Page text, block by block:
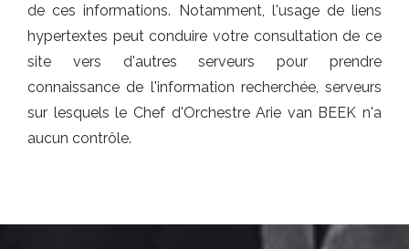
de ces informations. Notamment, l'usage de liens
hypertextes peut conduire votre consultation de ce
site vers d'autres serveurs pour prendre
connaissance de l'information recherchée, serveurs
sur lesquels le Chef d'Orchestre Arie van BEEK n'a
aucun contrôle.